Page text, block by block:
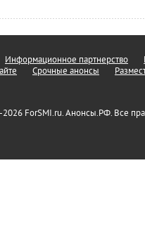
Информационное партнерство
Срочные анонсы
ForSMI.ru. Анонсы.РФ. Все